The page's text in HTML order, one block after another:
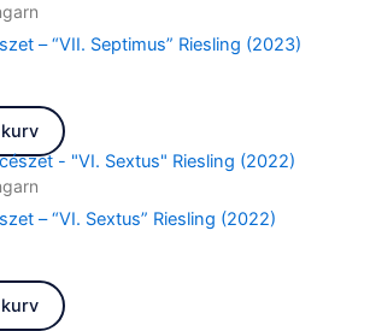
– “VII. Septimus” Riesling (2023)
– “VI. Sextus” Riesling (2022)